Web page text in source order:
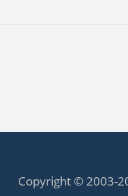
Copyright © 2003-